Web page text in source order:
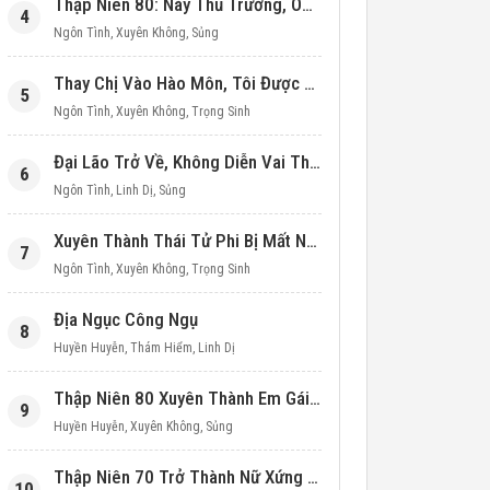
4
Thập Niên 80: Này Thủ Trưởng, Ôm Một Cái Đi!
Ngôn Tình, Xuyên Không, Sủng
5
Thay Chị Vào Hào Môn, Tôi Được Cưng Chiều Hết Mực (Thập Niên 90)
Ngôn Tình, Xuyên Không, Trọng Sinh
6
Đại Lão Trở Về, Không Diễn Vai Thiên Kim Giả Nữa
Ngôn Tình, Linh Dị, Sủng
7
Xuyên Thành Thái Tử Phi Bị Mất Nước
Ngôn Tình, Xuyên Không, Trọng Sinh
8
Địa Ngục Công Ngụ
Huyền Huyễn, Thám Hiểm, Linh Dị
9
Thập Niên 80 Xuyên Thành Em Gái Học Bá
Huyền Huyễn, Xuyên Không, Sủng
Thập Niên 70 Trở Thành Nữ Xứng Nuôi Con Làm Giàu